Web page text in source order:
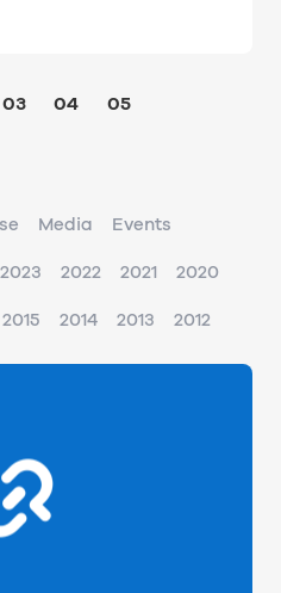
03 04 05
Media Events
2023 2022 2021 2020
2015 2014 2013 2012